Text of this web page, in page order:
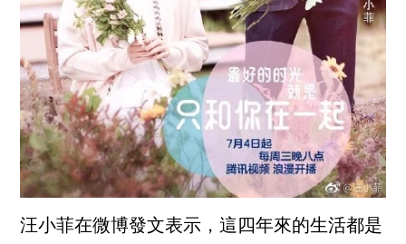
汪小菲在微博發文表示，這四年來的生活都是